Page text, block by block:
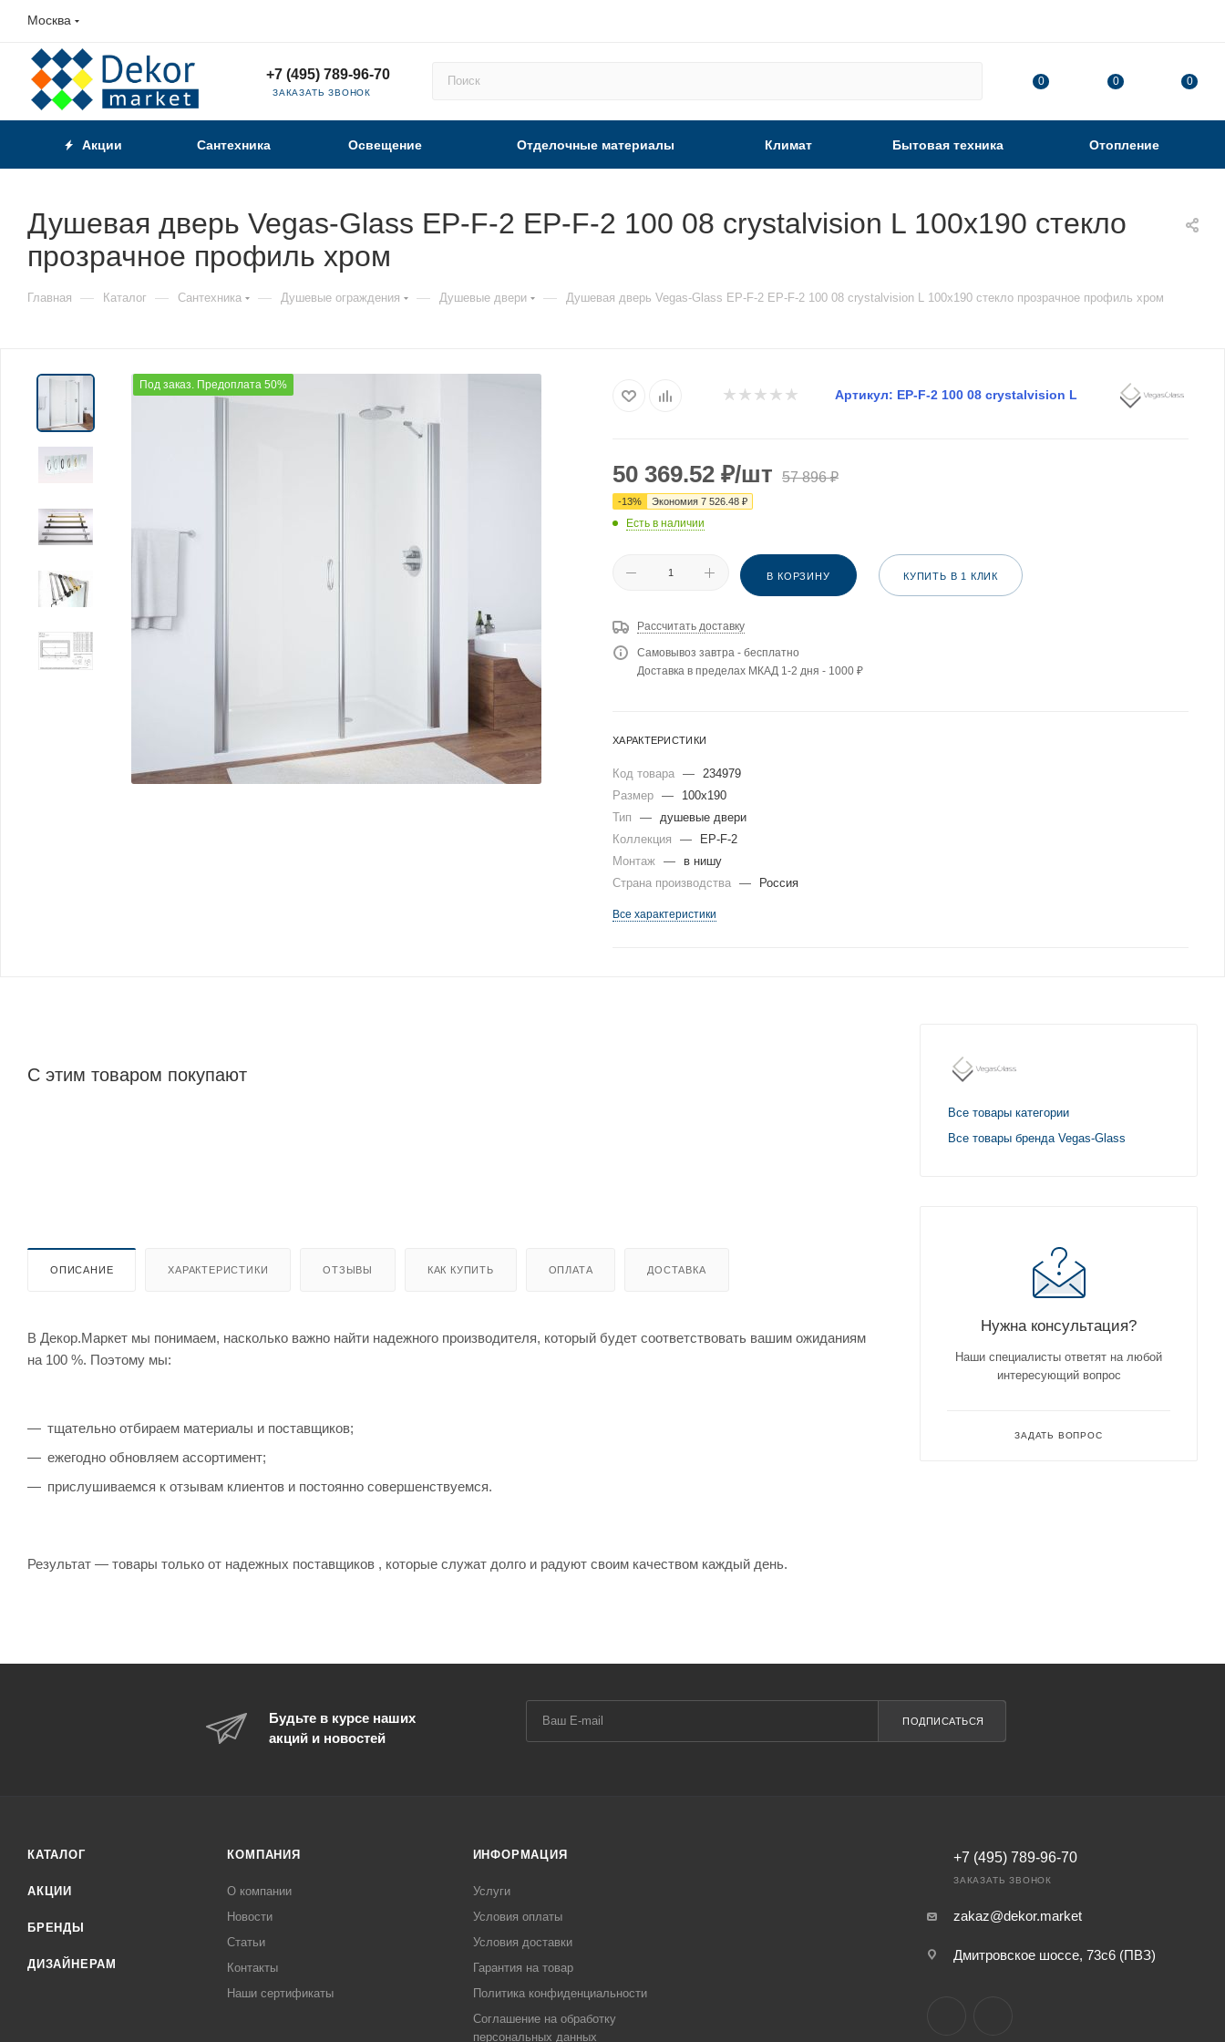
Москва
+7 (495) 789-96-70
ЗАКАЗАТЬ ЗВОНОК
0 0 0
Акции Сантехника Освещение Отделочные материалы Климат Бытовая техника Отопление
Душевая дверь Vegas-Glass EP-F-2 EP-F-2 100 08 crystalvision L 100х190 стекло
прозрачное профиль хром
Главная — Каталог — Сантехника — Душевые ограждения — Душевые двери — Душевая дверь Vegas-Glass EP-F-2 EP-F-2 100 08 crystalvision L 100х190 стекло прозрачное профиль хром
Под заказ. Предоплата 50%
Артикул: EP-F-2 100 08 crystalvision L
50 369.52 ₽/шт 57 896₽
-13% Экономия 7 526.48 ₽
Есть в наличии
В КОРЗИНУ КУПИТЬ В 1 КЛИК
Рассчитать доставку
Самовывоз завтра - бесплатно
Доставка в пределах МКАД 1-2 дня - 1000 ₽
ХАРАКТЕРИСТИКИ
Код товара — 234979
Размер —
100x190
Тип
— душевые двери
Коллекция
—
EP-F-2
Монтаж —
в нишу
Страна производства — Россия
Все характеристики
С этим товаром покупают
ОПИСАНИЕ ХАРАКТЕРИСТИКИ ОТЗЫВЫ КАК КУПИТЬ ОПЛАТА ДОСТАВКА
В Декор.Маркет мы понимаем, насколько важно найти надежного производителя, который будет соответствовать вашим ожиданиям
на 100 %. Поэтому мы:
тщательно отбираем материалы и поставщиков;
ежегодно обновляем ассортимент;
прислушиваемся к отзывам клиентов и постоянно совершенствуемся.
Результат — товары только от надежных поставщиков , которые служат долго и радуют своим качеством каждый день.
Все товары категории
Все товары бренда Vegas-Glass
Нужна консультация?
Наши специалисты ответят на любой
интересующий вопрос
ЗАДАТЬ ВОПРОС
Будьте в курсе наших
акций и новостей
ПОДПИСАТЬСЯ
КАТАЛОГ
АКЦИИ
БРЕНДЫ
ДИЗАЙНЕРАМ
КОМПАНИЯ
О компании
Новости
Статьи
Контакты
Наши сертификаты
ИНФОРМАЦИЯ
Услуги
Условия оплаты
Условия доставки
Гарантия на товар
Политика конфиденциальности
Соглашение на обработку
персональных данных
+7 (495) 789-96-70
ЗАКАЗАТЬ ЗВОНОК
zakaz@dekor.market
Дмитровское шоссе, 73с6 (ПВЗ)